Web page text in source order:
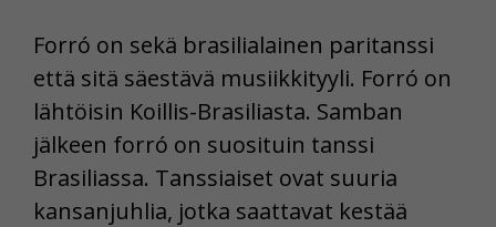
Forró on sekä brasilialainen paritanssi
että sitä säestävä musiikkityyli. Forró on
lähtöisin Koillis-Brasiliasta. Samban
jälkeen forró on suosituin tanssi
Brasiliassa. Tanssiaiset ovat suuria
kansanjuhlia, jotka saattavat kestää